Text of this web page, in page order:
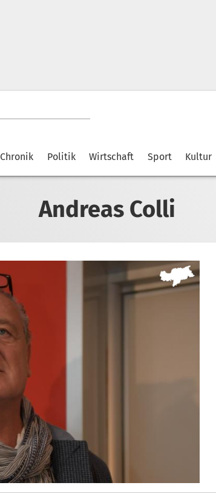
Chronik Politik Wirtschaft Sport Kultur
Andreas Colli